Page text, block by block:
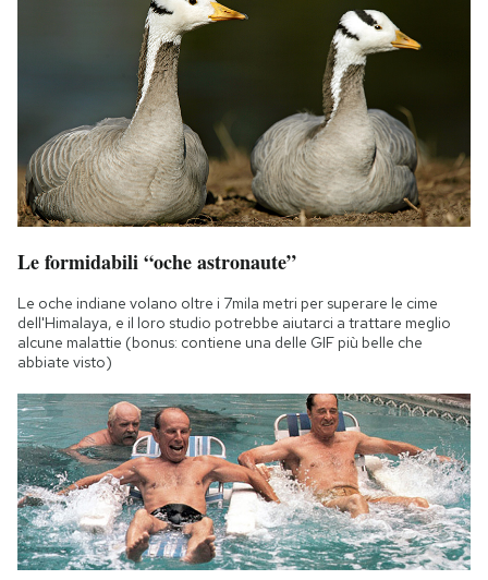
Le formidabili “oche astronaute”
Le oche indiane volano oltre i 7mila metri per superare le cime
dell'Himalaya, e il loro studio potrebbe aiutarci a trattare meglio
alcune malattie (bonus: contiene una delle GIF più belle che
abbiate visto)